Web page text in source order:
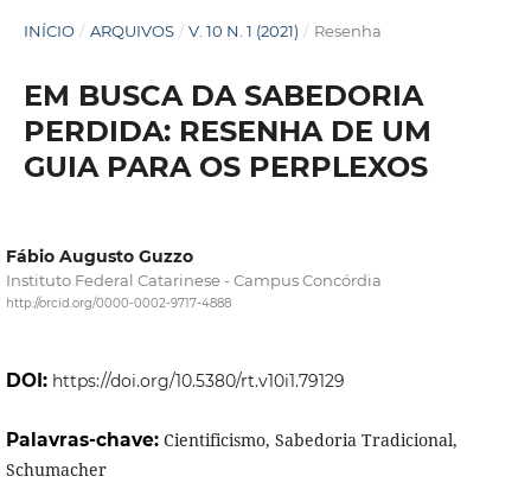
INÍCIO / ARQUIVOS / V. 10 N. 1 (2021) / Resenha
EM BUSCA DA SABEDORIA
PERDIDA: RESENHA DE UM
GUIA PARA OS PERPLEXOS
Fábio Augusto Guzzo
Instituto Federal Catarinese - Campus Concórdia
http://orcid.org/0000-0002-9717-4888
DOI: https://doi.org/10.5380/rt.v10i1.79129
Palavras-chave: Cientificismo, Sabedoria Tradicional,
Schumacher